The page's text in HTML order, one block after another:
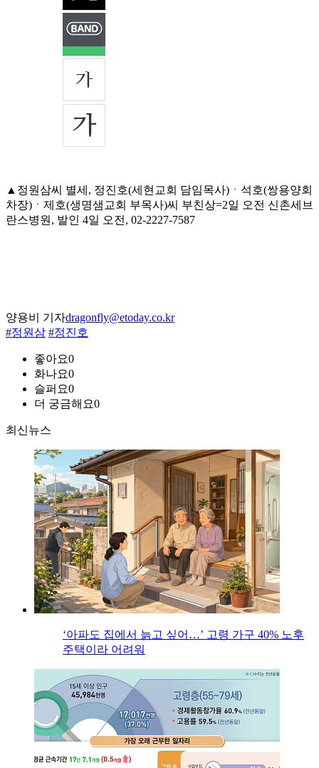
▲정원삼씨 별세, 정진호(세현교회 담임목사)ㆍ석호(쌍용양회
차장)ㆍ제호(생명샘교회 부목사)씨 부친상=2일 오전 신촌세브
란스병원, 발인 4일 오전, 02-2227-7587
양용비 기자dragonfly@etoday.co.kr
#정원삼 #정진호
좋아요0
화나요0
슬퍼요0
더 궁금해요0
최신뉴스
‘아파도 집에서 늙고 싶어…’ 고령 가구 40% 노후
주택이라 어려워